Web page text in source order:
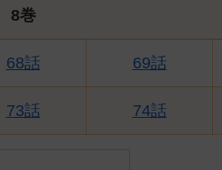
8巻
68話 69話
73話 74話